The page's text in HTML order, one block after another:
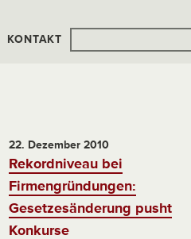
KONTAKT
22. Dezember 2010
Rekordniveau bei
Firmengründungen:
Gesetzesänderung pusht
Konkurse